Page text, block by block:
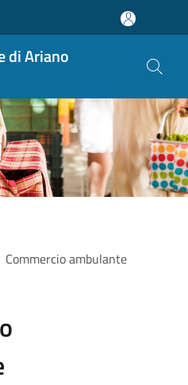
di Ariano
Commercio ambulante